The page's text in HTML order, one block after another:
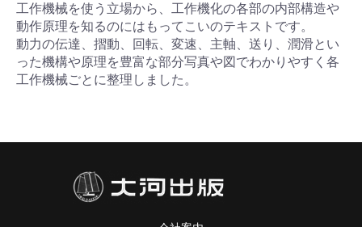
工作機械を使う立場から、工作機化の各部の内部構造や
動作原理を知るのにはもってこいのテキストです。
動力の伝達、摺動、回転、変速、主軸、送り、潤滑とい
った機構や原理を豊富な部分写真や図でわかりやすく各
工作機械ごとに整理しました。